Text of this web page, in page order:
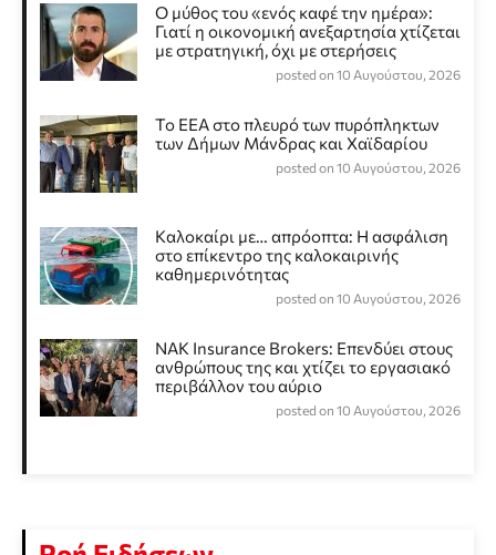
Ο μύθος του «ενός καφέ την ημέρα»:
Γιατί η οικονομική ανεξαρτησία χτίζεται
με στρατηγική, όχι με στερήσεις
posted on 10 Αυγούστου, 2026
Το ΕΕΑ στο πλευρό των πυρόπληκτων
των Δήμων Μάνδρας και Χαϊδαρίου
posted on 10 Αυγούστου, 2026
Καλοκαίρι με… απρόοπτα: Η ασφάλιση
στο επίκεντρο της καλοκαιρινής
καθημερινότητας
posted on 10 Αυγούστου, 2026
NAK Insurance Brokers: Επενδύει στους
ανθρώπους της και χτίζει το εργασιακό
περιβάλλον του αύριο
posted on 10 Αυγούστου, 2026